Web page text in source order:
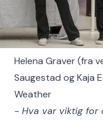
Helena Graver (fra
Saugestad og Kaja
Weather
- Hva var viktig for